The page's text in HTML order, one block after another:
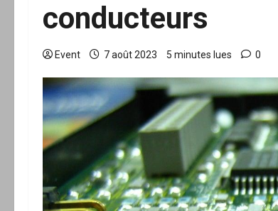
conducteurs
Event 7 août 2023 5 minutes lues 0